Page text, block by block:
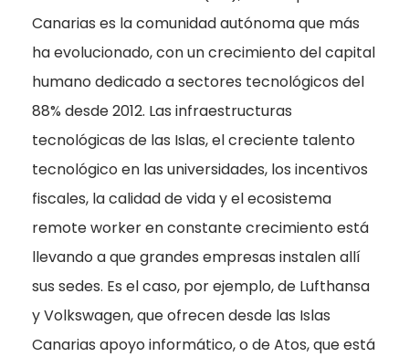
Canarias es la comunidad autónoma que más
ha evolucionado, con un crecimiento del capital
humano dedicado a sectores tecnológicos del
88% desde 2012. Las infraestructuras
tecnológicas de las Islas, el creciente talento
tecnológico en las universidades, los incentivos
fiscales, la calidad de vida y el ecosistema
remote worker en constante crecimiento está
llevando a que grandes empresas instalen allí
sus sedes. Es el caso, por ejemplo, de Lufthansa
y Volkswagen, que ofrecen desde las Islas
Canarias apoyo informático, o de Atos, que está